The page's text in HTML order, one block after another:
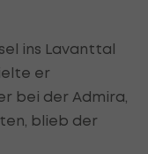
ins Lavanttal
er
bei der Admira,
blieb der